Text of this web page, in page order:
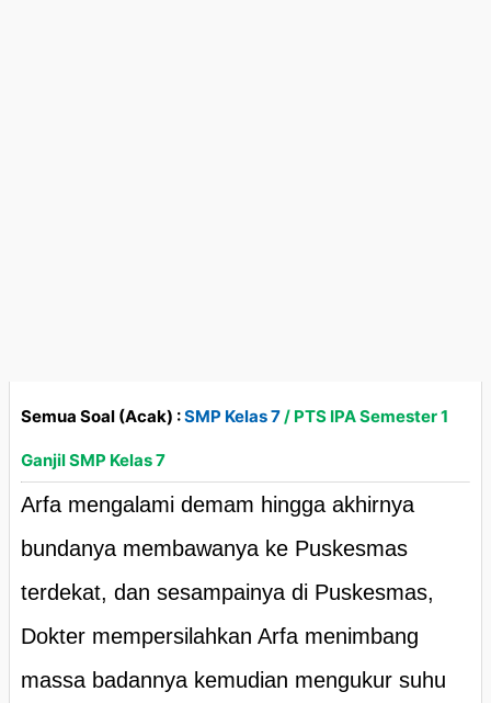
Semua Soal (Acak) :SMP Kelas 7/ PTS IPA Semester 1
Ganjil SMP Kelas 7
Arfa mengalami demam hingga akhirnya
bundanya membawanya ke Puskesmas
terdekat, dan sesampainya di Puskesmas,
Dokter mempersilahkan Arfa menimbang
massa badannya kemudian mengukur suhu